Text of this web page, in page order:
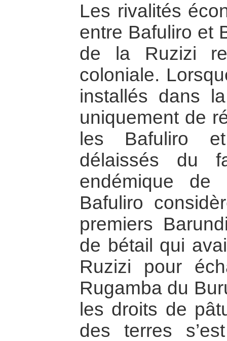
Les rivalités
entre Bafuliro et
de la Ruzizi
coloniale.
installés dans
uniquement de
les Bafuliro
délaissés du
endémique
Bafuliro
premiers
de bétail qui
Ruzizi pour
Rugamba du
les droits de
des terres